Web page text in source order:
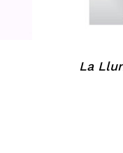
La